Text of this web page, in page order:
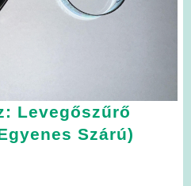
Levegőszűrő
Szárú)